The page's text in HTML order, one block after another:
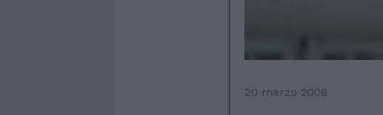
20 marzo 2008